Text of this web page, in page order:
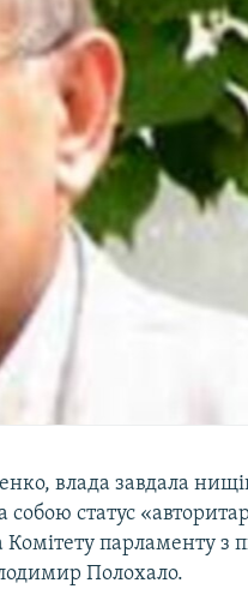
влада завдала
собою статус
парламенту з
Полохало.